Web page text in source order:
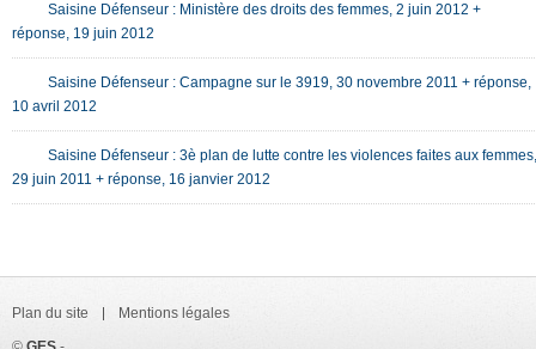
Saisine Défenseur : Ministère des droits des femmes, 2 juin 2012 +
réponse, 19 juin 2012
Saisine Défenseur : Campagne sur le 3919, 30 novembre 2011 + réponse,
10 avril 2012
Saisine Défenseur : 3è plan de lutte contre les violences faites aux femmes,
29 juin 2011 + réponse, 16 janvier 2012
Plan du site
Mentions légales